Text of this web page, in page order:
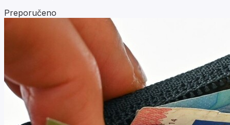
Preporučeno